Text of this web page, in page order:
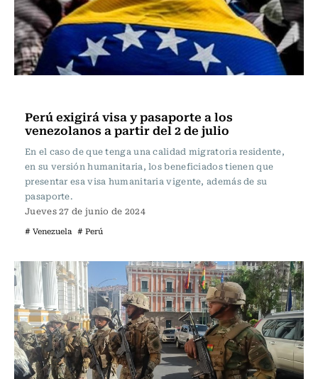
Perú exigirá visa y pasaporte a los
venezolanos a partir del 2 de julio
En el caso de que tenga una calidad migratoria residente,
en su versión humanitaria, los beneficiados tienen que
presentar esa visa humanitaria vigente, además de su
pasaporte.
Jueves 27 de junio de 2024
# Venezuela # Perú